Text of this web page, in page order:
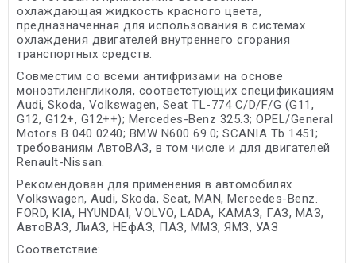
охлаждающая жидкость красного цвета,
предназначенная для использования в системах
охлаждения двигателей внутреннего сгорания
транспортных средств.
Совместим со всеми антифризами на основе
моноэтиленгликоля, соответстующих спецификациям
Audi, Skoda, Volkswagen, Seat TL-774 C/D/F/G (G11,
G12, G12+, G12++); Mercedes-Benz 325.3; OPEL/General
Motors B 040 0240; BMW N600 69.0; SCANIA Tb 1451;
требованиям АвтоВАЗ, в том числе и для двигателей
Renault-Nissan.
Рекомендован для применения в автомобилях
Volkswagen, Audi, Skoda, Seat, MAN, Mercedes-Benz.
FORD, KIA, HYUNDAI, VOLVO, LADA, КАМАЗ, ГАЗ, МАЗ,
АвтоВАЗ, ЛиАЗ, НЕфАЗ, ПАЗ, ММЗ, ЯМЗ, УАЗ
Соответствие: